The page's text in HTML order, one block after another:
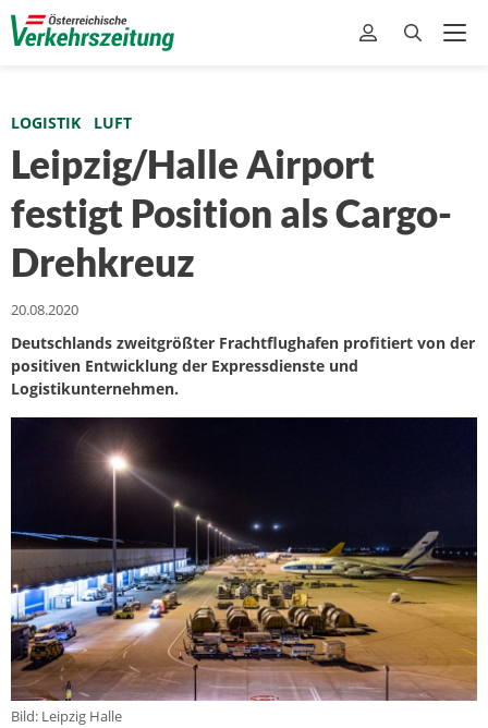
LOGISTIK LUFT
Leipzig/Halle Airport
festigt Position als Cargo-
Drehkreuz
20.08.2020
Deutschlands zweitgrößter Frachtflughafen profitiert von der
positiven Entwicklung der Expressdienste und
Logistikunternehmen.
Bild: Leipzig Halle